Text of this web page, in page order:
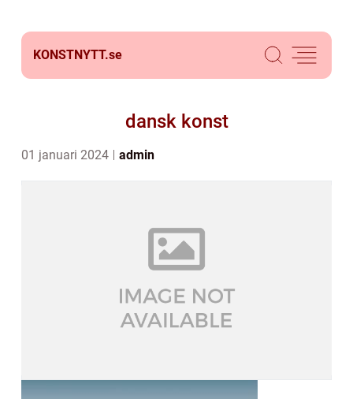
KONSTNYTT.se
dansk konst
01 januari 2024 admin